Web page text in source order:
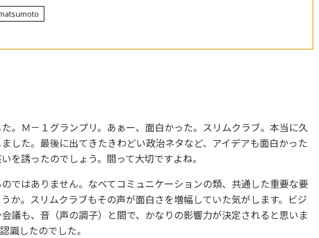
。Ｍ－１グランプリ。あぁー、面白かった。スリムクラブ。本当に久
した。最後に出てきたきわどい政治ネタなど、アイデアも面白かった
を誘ったのでしょう。間って大切ですよね。
ではありません。なべてコミュニケーションの類、共通した重要な要
か。スリムクラブもその声が面白さを増幅していた気がします。ビジ
議も、音（声の調子）と間で、かなりの影響力が決定されると思いま
識したのでした。